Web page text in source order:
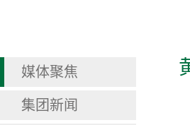
媒体聚焦
集团新闻